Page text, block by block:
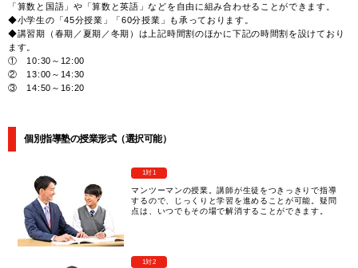
「算数と国語」や「算数と英語」などを自由に組み合わせることができます。
◆小学生の「45分授業」「60分授業」も承っております。
◆講習期（春期／夏期／冬期）は上記時間割のほかに下記の時間割を設けており
ます。
① 10:30～12:00
② 13:00～14:30
③ 14:50～16:20
個別指導塾の授業形式（選択可能）
1対1
マンツーマンの授業。講師が生徒をつきっきりで指導
するので、じっくりと学習を進めることが可能。疑問
点は、いつでもその場で解消することができます。
1対2